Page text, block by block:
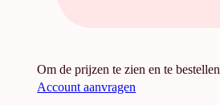
Om de prijzen te zien en te
Account aanvragen